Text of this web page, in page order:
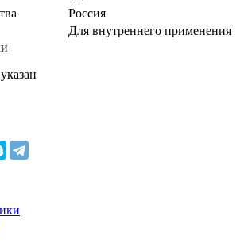
Россия
Для внутреннего применения